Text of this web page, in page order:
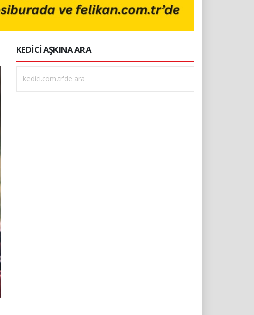
KEDİCİ AŞKINA ARA